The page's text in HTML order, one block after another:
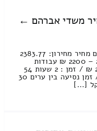
חדרים מחיר משדי אברהם ←
הובלות דירה 2 חדרים שדי אברהם מחיר מחירון: 2383.77
₪ / אלה שבטווח המחירים 2900 – 2200 ₪ עבודות
סבלות , טעינה ופריקה : 2007.18 ₪ / זמן : 2 שעות 54
דקות מחיר נסיעה 300.66 שקל / זמן נסיעה בין ערים 30